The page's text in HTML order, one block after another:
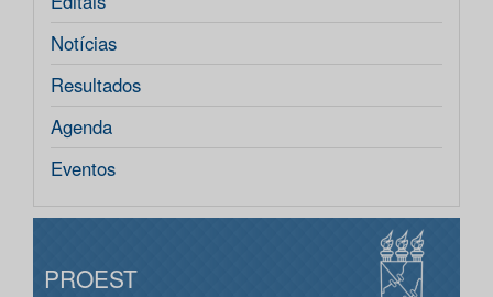
Notícias
Resultados
Agenda
Eventos
PROEST